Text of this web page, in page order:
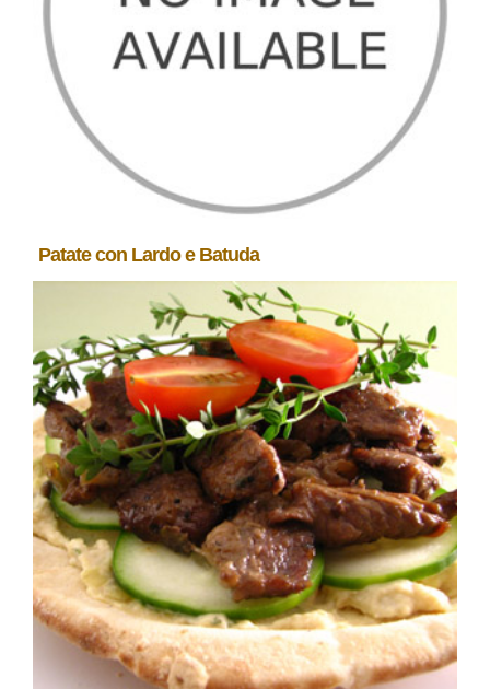
Patate con Lardo e Batuda